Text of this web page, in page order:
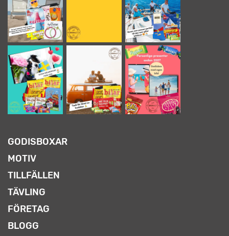
GODISBOXAR
MOTIV
TILLFÄLLEN
TÄVLING
FÖRETAG
BLOGG